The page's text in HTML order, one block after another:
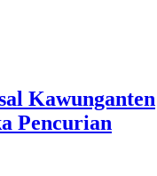
Kawunganten
Pencurian